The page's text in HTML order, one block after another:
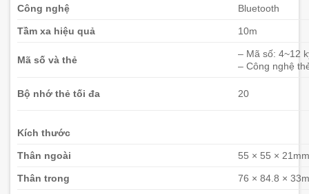
Công nghệ Bluetooth
Tầm xa hiệu quả 10m
Mã số và thẻ
– Mã số: 4~12
– Công nghệ
Bộ nhớ thẻ tối đa 20
Kích thước
Thân ngoài 55 × 55 ×
Thân trong 76 × 84.8 ×